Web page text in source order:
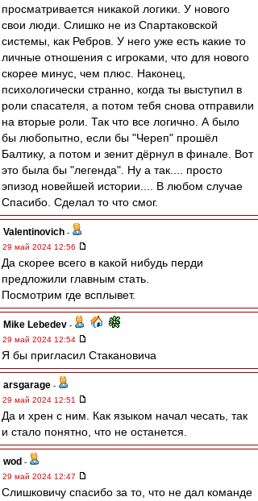
просматривается никакой логики. У нового
свои люди. Слишко не из Спартаковской
системы, как Ребров. У него уже есть какие то
личные отношения с игроками, что для нового
скорее минус, чем плюс. Наконец,
психологически странно, когда ты выступил в
роли спасателя, а потом тебя снова отправили
на вторые роли. Так что все логично. А было
бы любопытно, если бы "Череп" прошёл
Балтику, а потом и зенит дёрнул в финале. Вот
это была бы "легенда". Ну а так.... просто
эпизод новейшей истории.... В любом случае
Спасибо. Сделал то что смог.
Valentinovich -
29 май 2024 12:56
Да скорее всего в какой нибудь перди
предложили главным стать.
Посмотрим где всплывет.
Mike Lebedev -
29 май 2024 12:54
Я бы пригласил Стакановича
arsgarage -
29 май 2024 12:51
Да и хрен с ним. Как языком начал чесать, так
и стало понятно, что не останется.
wod -
29 май 2024 12:47
Слишковичу спасибо за то, что не дал команде